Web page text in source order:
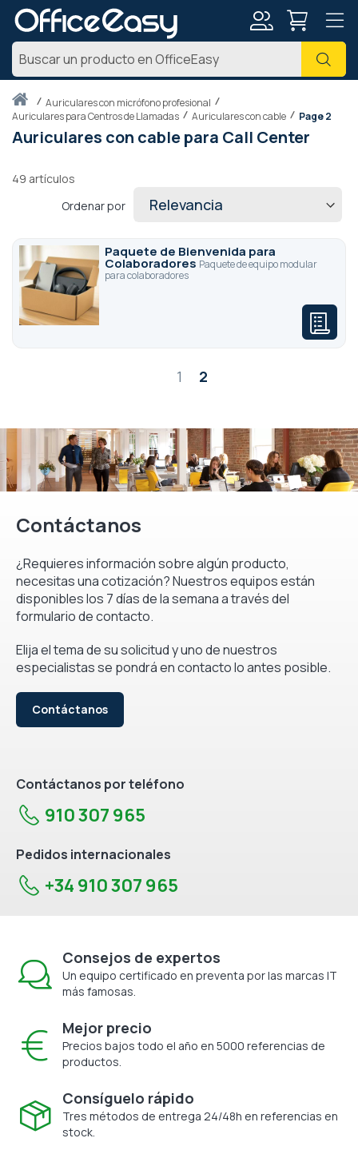
Inicioauriculares con micrófono profesional
Auriculares para Centros de Llamadas
Auriculares con cable Page 2
Auriculares con cable para Call Center
49 artículos
Ordenar por
Paquete de Bienvenida para
Colaboradores Paquete de equipo modular
para colaboradores
Página1 2
Contáctanos
¿Requieres información sobre algún producto,
necesitas una cotización? Nuestros equipos están
disponibles los 7 días de la semana a través del
formulario de contacto.
Elija el tema de su solicitud y uno de nuestros
especialistas se pondrá en contacto lo antes posible.
Contáctanos
Contáctanos por teléfono
910 307 965
Pedidos internacionales
+34 910 307 965
Consejos de expertos
Un equipo certificado en preventa por las marcas IT
más famosas.
Mejor precio
Precios bajos todo el año en 5000 referencias de
productos.
Consíguelo rápido
Tres métodos de entrega 24/48h en referencias en
stock.